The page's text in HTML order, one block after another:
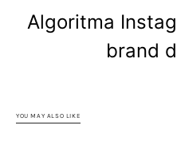
Algoritma
brand
YOU MAY ALSO LIKE